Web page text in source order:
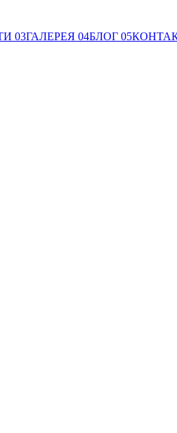
03ГАЛЕРЕЯ 04БЛОГ 05